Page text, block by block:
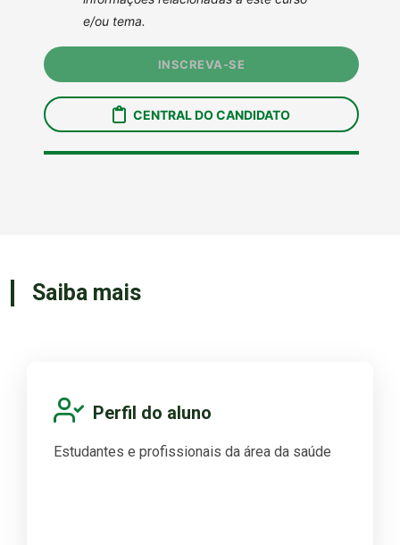
Saiba mais
Perfil do aluno
Estudantes e profissionais da área da saúde